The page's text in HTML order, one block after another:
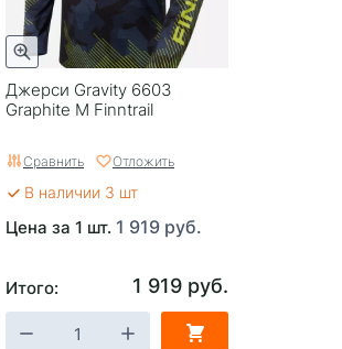
Джерси Gravity 6603
Graphite M Finntrail
Сравнить Отложить
В наличии 3 шт
Цена за 1 шт. 1 919 руб.
Итого: 1 919 руб.